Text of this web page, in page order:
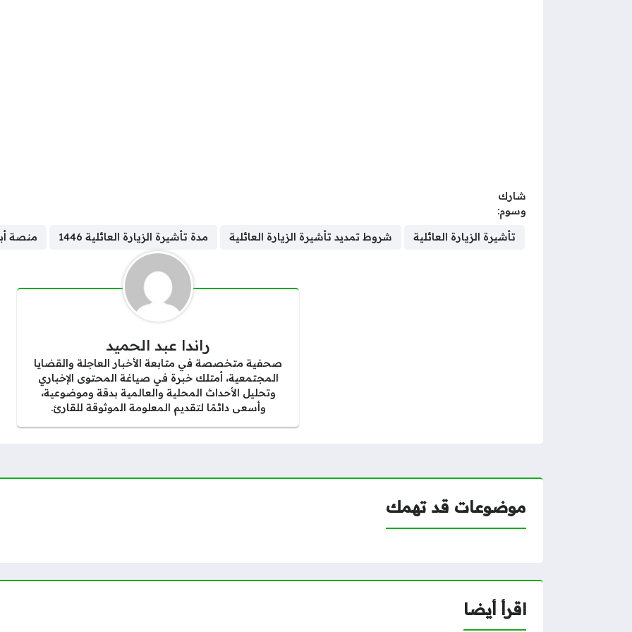
شارك
وسوم:
تأشيرة الزيارة العائلية شروط تمديد تأشيرة الزيارة العائلية مدة تأشيرة الزيارة العائلية 1446 منصة
راندا عبد الحميد
صحفية متخصصة في متابعة الأخبار العاجلة والقضايا
المجتمعية، أمتلك خبرة في صياغة المحتوى الإخباري
وتحليل الأحداث المحلية والعالمية بدقة وموضوعية،
وأسعى دائمًا لتقديم المعلومة الموثوقة للقارئ.
موضوعات قد تهمك
اقرأ أيضا